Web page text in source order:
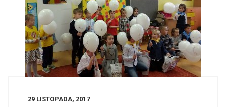
29 LISTOPADA, 2017